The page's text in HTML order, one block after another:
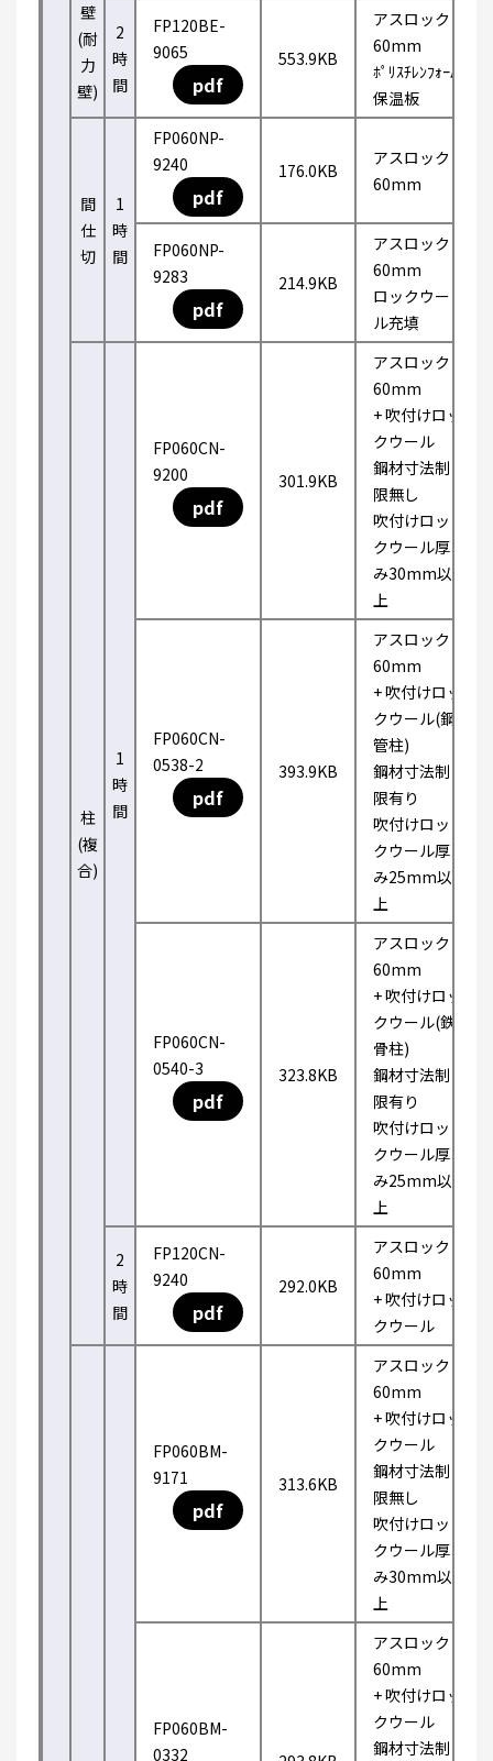
壁
(耐
力
壁)
2
時
間
FP120BE-
9065
pdf
553.9KB
アスロック
60mm
ﾎﾟﾘｽﾁﾚﾝﾌｫｰﾑ
保温板
間
仕
切
1
時
間
FP060NP-
9240
pdf
176.0KB
アスロック
60mm
FP060NP-
9283
pdf
214.9KB
アスロック
60mm
ロックウー
ル充填
柱
(複
合)
1
時
間
FP060CN-
9200
pdf
301.9KB
アスロック
60mm
+ 吹付けロッ
クウール
鋼材寸法制
限無し
吹付けロッ
クウール厚
み30mm以
上
FP060CN-
0538-2
pdf
393.9KB
アスロック
60mm
+ 吹付けロッ
クウール(鋼
管柱)
鋼材寸法制
限有り
吹付けロッ
クウール厚
み25mm以
上
FP060CN-
0540-3
pdf
323.8KB
アスロック
60mm
+ 吹付けロッ
クウール(鉄
骨柱)
鋼材寸法制
限有り
吹付けロッ
クウール厚
み25mm以
上
2
時
間
FP120CN-
9240
pdf
292.0KB
アスロック
60mm
+ 吹付けロッ
クウール
FP060BM-
9171
pdf
313.6KB
アスロック
60mm
+ 吹付けロッ
クウール
鋼材寸法制
限無し
吹付けロッ
クウール厚
み30mm以
上
FP060BM-
0332
アスロック
60mm
+ 吹付けロッ
クウール
鋼材寸法制